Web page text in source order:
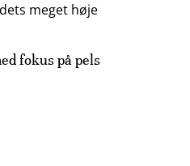
meget høje
fokus på pels